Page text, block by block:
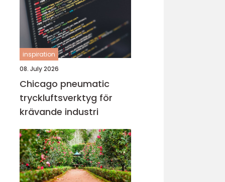
inspiration
08. July 2026
Chicago pneumatic
tryckluftsverktyg för
krävande industri